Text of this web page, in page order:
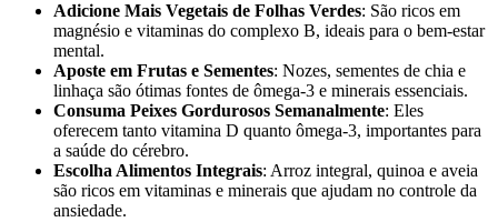
Adicione Mais Vegetais de Folhas Verdes: São ricos em
magnésio e vitaminas do complexo B, ideais para o bem-estar
mental.
Aposte em Frutas e Sementes: Nozes, sementes de chia e
linhaça são ótimas fontes de ômega-3 e minerais essenciais.
Consuma Peixes Gordurosos Semanalmente: Eles
oferecem tanto vitamina D quanto ômega-3, importantes para
a saúde do cérebro.
Escolha Alimentos Integrais: Arroz integral, quinoa e aveia
são ricos em vitaminas e minerais que ajudam no controle da
ansiedade.